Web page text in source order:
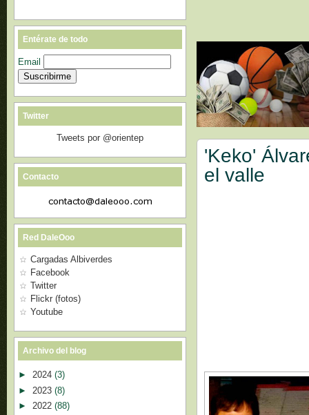
'Keko'
el valle
Entérate de todo
Email
Twitter
Tweets por @orientep
Contacto
Red DaleOoo
Cargadas Albiverdes
Facebook
Twitter
Flickr (fotos)
Youtube
Archivo del blog
► 2024 (3)
► 2023 (8)
► 2022 (88)